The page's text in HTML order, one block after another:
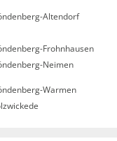
Altendorf
Frohnhausen
Neimen
Warmen